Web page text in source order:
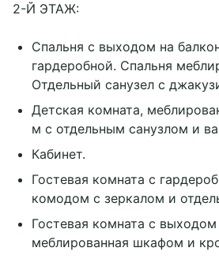
2-Й ЭТАЖ:
Спальня с выходом на
гардеробной. Спальня
Отдельный санузел с
Детская комната,
м с отдельным санузлом и
Кабинет.
Гостевая комната с
комодом с зеркалом и
Гостевая комната с выходом
меблированная шкафом и